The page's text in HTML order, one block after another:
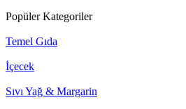
Popüler Kategoriler
Temel Gıda
İçecek
Sıvı Yağ & Margarin